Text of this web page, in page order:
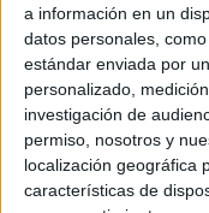
a información en un
datos personales,
estándar enviada por
personalizado,
investigación de
permiso, nosotros y
localización geográfica
características de
el segundo semestre de 2009,
datos recogidos en la sexta ola del
realiza la Asociación Española de
para el sector publicitario.
Nada, salvo la publicidad, parace
indica que se terminara el año en
que se ha terminado el primer